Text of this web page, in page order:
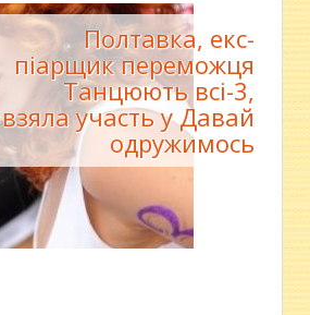
Полтавка, екс-
піарщик переможця
Танцюють всі-3,
взяла участь у Давай
одружимось